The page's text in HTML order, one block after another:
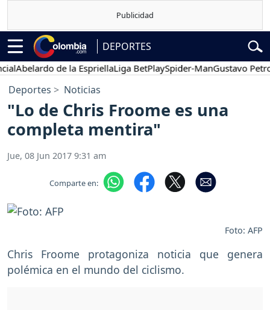
DEPORTES
de la EspriellaLiga BetPlaySpider-ManGustavo Petro
Deportes Noticias
"Lo de Chris Froome es una
completa mentira"
Jue, 08 Jun 2017 9:31 am
Comparte en:
Foto: AFP
Chris Froome protagoniza noticia que genera
polémica en el mundo del ciclismo.